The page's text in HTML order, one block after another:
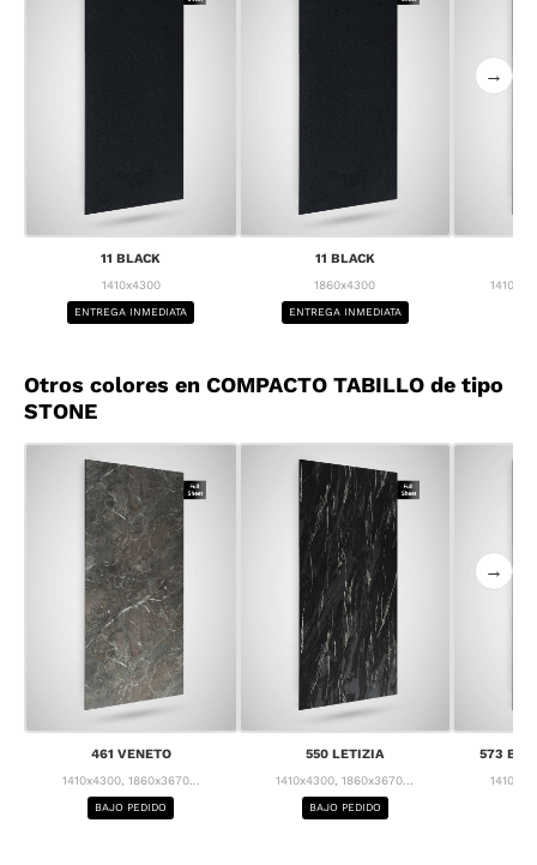
11 BLACK
1410x4300
ENTREGA INMEDIATA
11 BLACK
1860x4300
ENTREGA INMEDIATA
→
Otros colores en COMPACTO TABILLO de tipo
STONE
461 VENETO
1410x4300, 1860x3670...
BAJO PEDIDO
550 LETIZIA
1410x4300, 1860x3670...
BAJO PEDIDO
573
→